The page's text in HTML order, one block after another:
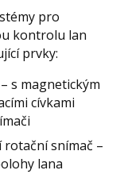
pro
kontrolu lan
prvky:
s magnetickým
cívkami
snímač –
lana